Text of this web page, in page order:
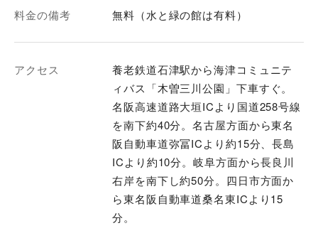
料金の備考 無料（水と緑の館は有料）
アクセス
養老鉄道石津駅から海津コミュニテ
ィバス「木曽三川公園」下車すぐ。
名阪高速道路大垣ICより国道258号線
を南下約40分。名古屋方面から東名
阪自動車道弥冨ICより約15分、長島
ICより約10分。岐阜方面から長良川
右岸を南下し約50分。四日市方面か
ら東名阪自動車道桑名東ICより15
分。